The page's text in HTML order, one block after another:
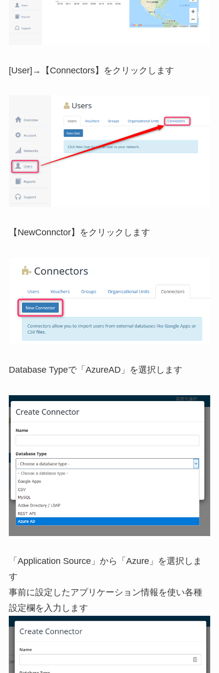
[User]→【Connectors】をクリックします
【NewConnctor】をクリックします
Database Typeで「AzureAD」を選択します
「Application Source」から「Azure」を選択しま
す
事前に設定したアプリケーション情報を使い各種
設定欄を入力します